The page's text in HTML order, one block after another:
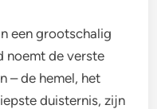
een grootschalig
noemt de verste
– de hemel, het
duisternis, zijn